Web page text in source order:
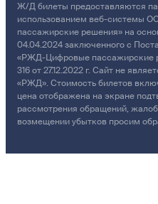
Ж/Д билеты предоставляются
использованием веб-системы
пассажирские решения» на
04.04.2024 заключенного с
«РЖД-Цифровые
316 от 27.12.2022 г. Сайт не
«РЖД». Стоимость билетов
цена отображена на экране
рассмотрения обращений,
возмещении убытков просим